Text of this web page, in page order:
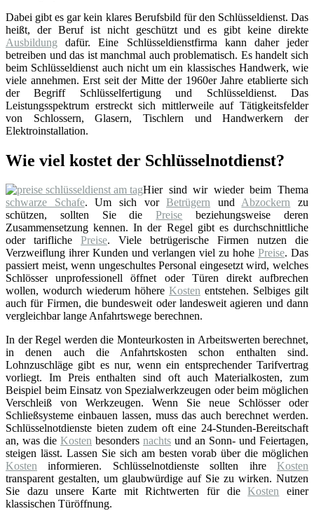
Dabei gibt es gar kein klares Berufsbild für den Schlüsseldienst. Das
heißt, der Beruf ist nicht geschützt und es gibt keine direkte
Ausbildung dafür. Eine Schlüsseldienstfirma kann daher jeder
betreiben und das ist manchmal auch problematisch. Es handelt sich
beim Schlüsseldienst auch nicht um ein klassisches Handwerk, wie
viele annehmen. Erst seit der Mitte der 1960er Jahre etablierte sich
der Begriff Schlüsselfertigung und Schlüsseldienst. Das
Leistungsspektrum erstreckt sich mittlerweile auf Tätigkeitsfelder
von Schlossern, Glasern, Tischlern und Handwerkern der
Elektroinstallation.
Wie viel kostet der Schlüsselnotdienst?
Hier sind wir wieder beim Thema
schwarze Schafe. Um sich vorBetrügern undAbzockern zu
schützen, sollten Sie diePreise beziehungsweise deren
Zusammensetzung kennen. In der Regel gibt es durchschnittliche
oder tarifliche Preise. Viele betrügerische Firmen nutzen die
Verzweiflung ihrer Kunden und verlangen viel zu hohe Preise. Das
passiert meist, wenn ungeschultes Personal eingesetzt wird, welches
Schlösser unprofessionell öffnet oder Türen direkt aufbrechen
wollen, wodurch wiederum höhere Kosten entstehen. Selbiges gilt
auch für Firmen, die bundesweit oder landesweit agieren und dann
vergleichbar lange Anfahrtswege berechnen.
In der Regel werden die Monteurkosten in Arbeitswerten berechnet,
in denen auch die Anfahrtskosten schon enthalten sind.
Lohnzuschläge gibt es nur, wenn ein entsprechender Tarifvertrag
vorliegt. Im Preis enthalten sind oft auch Materialkosten, zum
Beispiel beim Einsatz von Spezialwerkzeugen oder beim möglichen
Verschleiß von Werkzeugen. Wenn Sie neue Schlösser oder
Schließsysteme einbauen lassen, muss das auch berechnet werden.
Schlüsselnotdienste bieten zudem oft eine 24-Stunden-Bereitschaft
an, was die Kosten besonders nachts und an Sonn- und Feiertagen,
steigen lässt. Lassen Sie sich am besten vorab über die möglichen
Kosten informieren. Schlüsselnotdienste sollten ihre Kosten
transparent gestalten, um glaubwürdige auf Sie zu wirken. Nutzen
Sie dazu unsere Karte mit Richtwerten für dieKosten einer
klassischen Türöffnung.